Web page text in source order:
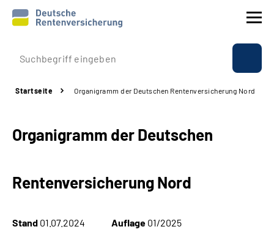
Prävention
Rente
Startseite Organigramm der Deutschen Rentenversicherung Nord
Organigramm der Deutschen
Rentenversicherung Nord
Stand 01.07.2024 Auflage 01/2025